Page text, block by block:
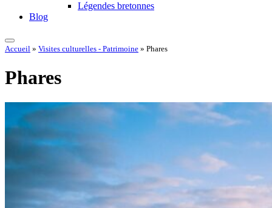
Légendes bretonnes
Blog
Accueil » Visites culturelles - Patrimoine » Phares
Phares